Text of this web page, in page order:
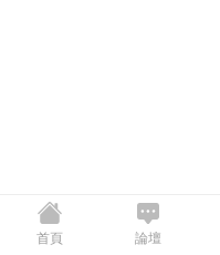
首頁 論壇